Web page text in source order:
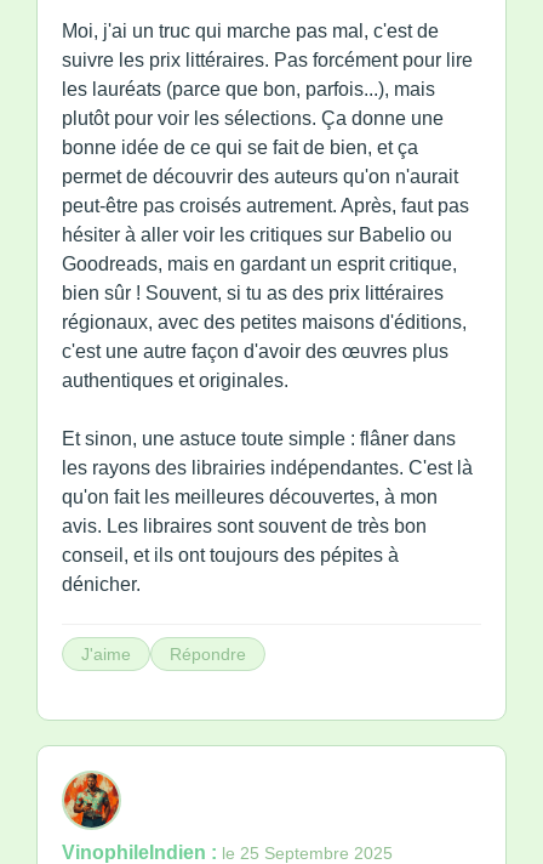
Moi, j'ai un truc qui marche pas mal, c'est de
suivre les prix littéraires. Pas forcément pour lire
les lauréats (parce que bon, parfois...), mais
plutôt pour voir les sélections. Ça donne une
bonne idée de ce qui se fait de bien, et ça
permet de découvrir des auteurs qu'on n'aurait
peut-être pas croisés autrement. Après, faut pas
hésiter à aller voir les critiques sur Babelio ou
Goodreads, mais en gardant un esprit critique,
bien sûr ! Souvent, si tu as des prix littéraires
régionaux, avec des petites maisons d'éditions,
c'est une autre façon d'avoir des œuvres plus
authentiques et originales.
Et sinon, une astuce toute simple : flâner dans
les rayons des librairies indépendantes. C'est là
qu'on fait les meilleures découvertes, à mon
avis. Les libraires sont souvent de très bon
conseil, et ils ont toujours des pépites à
dénicher.
J'aime Répondre
VinophileIndien : le 25 Septembre 2025